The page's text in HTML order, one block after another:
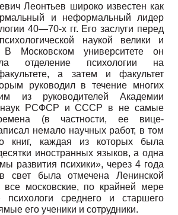
Леонтьев широко известен как
и неформальный лидер
40—70-х гг. Его заслуги перед
наукой велики и
В Московском университете он
отделение психологии на
а затем и факультет
руководил в течение многих
из руководителей Академии
наук РСФСР и СССР в не самые
(в частности, ее вице-
немало научных работ, в том
книг, каждая из которых была
иностранных языков, а одна
развития психики», через 4 года
свет была отмечена Ленинской
московские, по крайней мере
психологи среднего и старшего
его ученики и сотрудники.